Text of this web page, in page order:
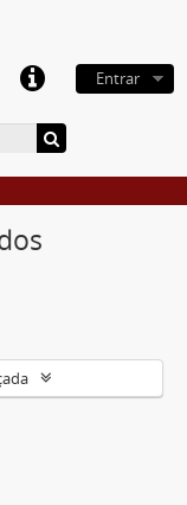
Entrar